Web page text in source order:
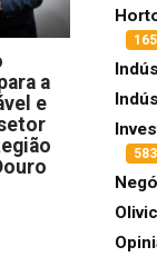
a
e
583